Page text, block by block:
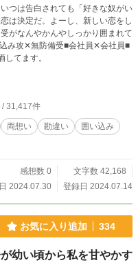
つは告白されても「好きな奴がい
は決定だ。よーし、新しい恋をし
がなんやかんやしっかり囲まれて
み攻✕無防備受■会社員✕会社員■
てます。
/ 31,417件
両想い 勘違い
囲い込み
感想数 0
文字数 42,168
2024.07.30
登録日 2024.07.14
お気に入り追加 334
幼い頃から私を甘やかす